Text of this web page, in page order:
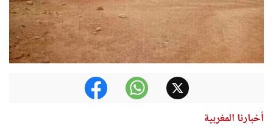
أخبارنا المغربية